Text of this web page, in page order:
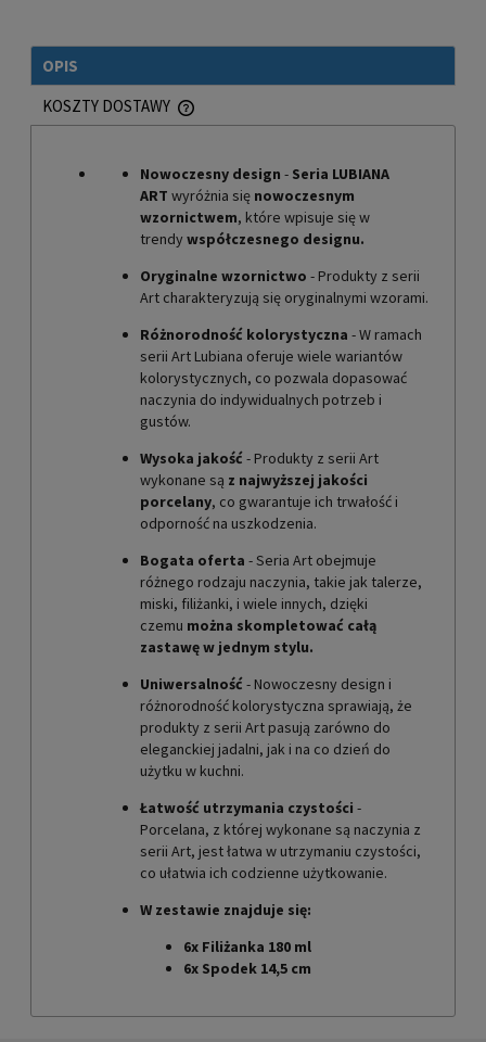
OPIS
KOSZTY DOSTAWY
CENA NIE ZAWIERA EWENTUALNYCH KOSZTÓW PŁATNOŚCI
Nowoczesny design - Seria LUBIANA
ART wyróżnia się nowoczesnym
wzornictwem, które wpisuje się w
trendy współczesnego designu.
Oryginalne wzornictwo - Produkty z serii
Art charakteryzują się oryginalnymi wzorami.
Różnorodność kolorystyczna - W ramach
serii Art Lubiana oferuje wiele wariantów
kolorystycznych, co pozwala dopasować
naczynia do indywidualnych potrzeb i
gustów.
Wysoka jakość- Produkty z serii Art
wykonane są z najwyższej jakości
porcelany, co gwarantuje ich trwałość i
odporność na uszkodzenia.
Bogata oferta - Seria Art obejmuje
różnego rodzaju naczynia, takie jak talerze,
miski, filiżanki, i wiele innych, dzięki
czemu można skompletować całą
zastawę w jednym stylu.
Uniwersalność- Nowoczesny design i
różnorodność kolorystyczna sprawiają, że
produkty z serii Art pasują zarówno do
eleganckiej jadalni, jak i na co dzień do
użytku w kuchni.
Łatwość utrzymania czystości -
Porcelana, z której wykonane są naczynia z
serii Art, jest łatwa w utrzymaniu czystości,
co ułatwia ich codzienne użytkowanie.
W zestawie znajduje się:
6x Filiżanka 180 ml
6x Spodek 14,5 cm